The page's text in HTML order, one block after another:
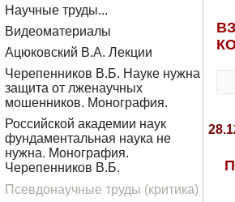
Научные труды...
Видеоматериалы
Ацюковский В.А. Лекции
Черепенников В.Б. Науке нужна
защита от лженаучных
мошенников. Монография.
Российской академии наук
фундаментальная наука не
нужна. Монография.
Черепенников В.Б.
Псевдонаучные труды (критика)